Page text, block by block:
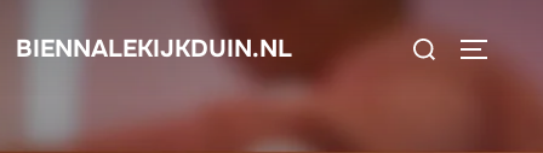
BIENNALEKIJKDUIN.NL
Search